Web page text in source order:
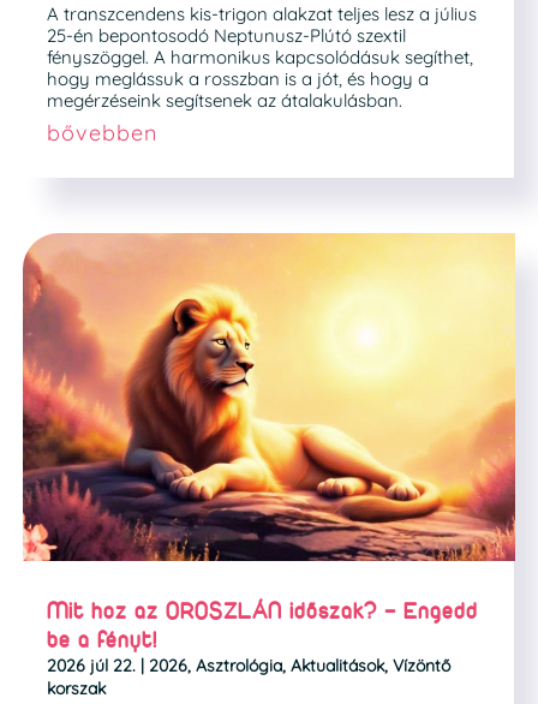
A transzcendens kis-trigon alakzat teljes lesz a július
25-én bepontosodó Neptunusz-Plútó szextil
fényszöggel. A harmonikus kapcsolódásuk segíthet,
hogy meglássuk a rosszban is a jót, és hogy a
megérzéseink segítsenek az átalakulásban.
bővebben
Mit hoz az OROSZLÁN időszak? – Engedd
be a fényt!
2026 júl 22. | 2026, Asztrológia, Aktualitások, Vízöntő
korszak